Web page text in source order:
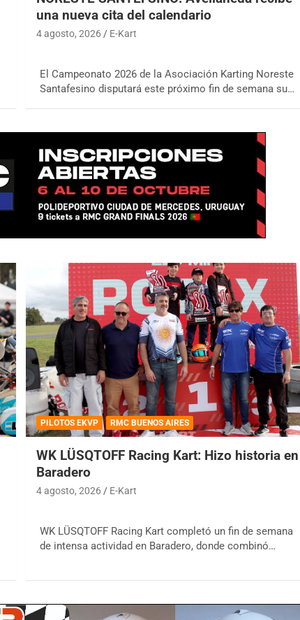
una nueva cita del calendario
4 agosto, 2026 E-Kart
El Campeonato 2026 de la Asociación Karting Noreste
Santafesino disputará este próximo fin de semana su…
PILOTOS EKVP RMC BUENOS AIRES
WK LÜSQTOFF Racing Kart: Hizo historia en
Baradero
4 agosto, 2026 E-Kart
WK LÜSQTOFF Racing Kart completó un fin de semana
de intensa actividad en Baradero, donde combinó…